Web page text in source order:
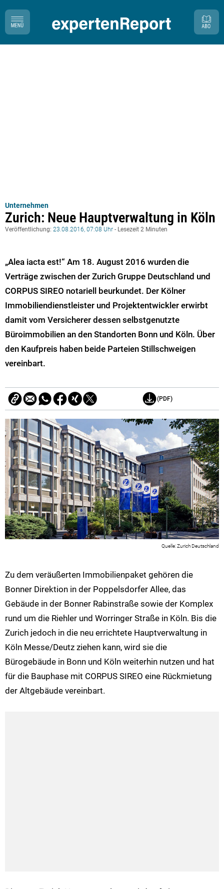
Unternehmen
Zurich: Neue Hauptverwaltung in Köln
Veröffentlichung: 23.08.2016, 07:08 Uhr - Lesezeit 2 Minuten
„Alea iacta est!“ Am 18. August 2016 wurden die
Verträge zwischen der Zurich Gruppe Deutschland und
CORPUS SIREO notariell beurkundet. Der Kölner
Immobiliendienstleister und Projektentwickler erwirbt
damit vom Versicherer dessen selbstgenutzte
Büroimmobilien an den Standorten Bonn und Köln. Über
den Kaufpreis haben beide Parteien Stillschweigen
vereinbart.
(PDF)
Zurich Deutschland
Zu dem veräußerten Immobilienpaket gehören die
Bonner Direktion in der Poppelsdorfer Allee, das
Gebäude in der Bonner Rabinstraße sowie der Komplex
rund um die Riehler und Worringer Straße in Köln. Bis die
Zurich jedoch in die neu errichtete Hauptverwaltung in
Köln Messe/Deutz ziehen kann, wird sie die
Bürogebäude in Bonn und Köln weiterhin nutzen und hat
für die Bauphase mit CORPUS SIREO eine Rückmietung
der Altgebäude vereinbart.